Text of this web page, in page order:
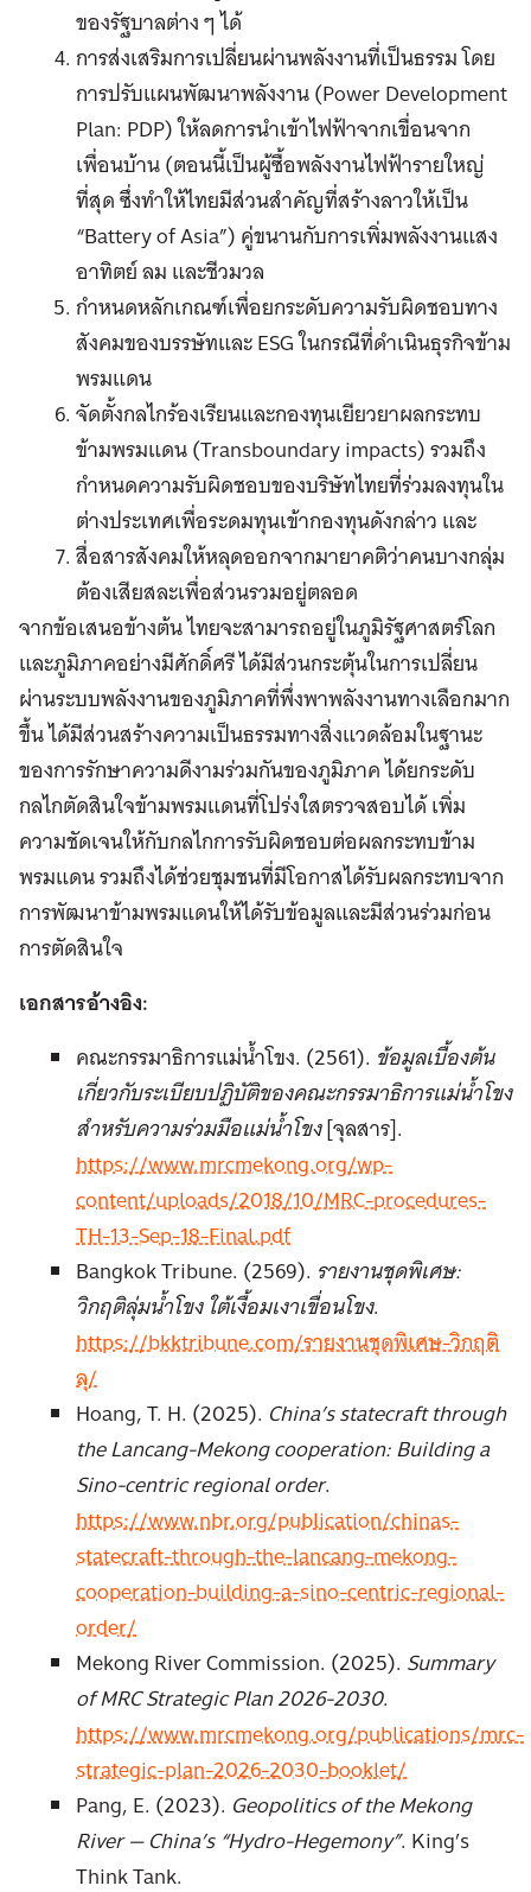
ของรัฐบาลต่าง ๆ ได้
การส่งเสริมการเปลี่ยนผ่านพลังงานที่เป็นธรรม โดย
การปรับแผนพัฒนาพลังงาน (Power Development
Plan: PDP) ให้ลดการนำเข้าไฟฟ้าจากเขื่อนจาก
เพื่อนบ้าน (ตอนนี้เป็นผู้ซื้อพลังงานไฟฟ้ารายใหญ่
ที่สุด ซึ่งทำให้ไทยมีส่วนสำคัญที่สร้างลาวให้เป็น
“Battery of Asia”) คู่ขนานกับการเพิ่มพลังงานแสง
อาทิตย์ ลม และชีวมวล
กำหนดหลักเกณฑ์เพื่อยกระดับความรับผิดชอบทาง
สังคมของบรรษัทและ ESG ในกรณีที่ดำเนินธุรกิจข้าม
พรมแดน
จัดตั้งกลไกร้องเรียนและกองทุนเยียวยาผลกระทบ
ข้ามพรมแดน (Transboundary impacts) รวมถึง
กำหนดความรับผิดชอบของบริษัทไทยที่ร่วมลงทุนใน
ต่างประเทศเพื่อระดมทุนเข้ากองทุนดังกล่าว และ
สื่อสารสังคมให้หลุดออกจากมายาคติว่าคนบางกลุ่ม
ต้องเสียสละเพื่อส่วนรวมอยู่ตลอด
จากข้อเสนอข้างต้น ไทยจะสามารถอยู่ในภูมิรัฐศาสตร์โลก
และภูมิภาคอย่างมีศักดิ์ศรี ได้มีส่วนกระตุ้นในการเปลี่ยน
ผ่านระบบพลังงานของภูมิภาคที่พึ่งพาพลังงานทางเลือกมาก
ขึ้น ได้มีส่วนสร้างความเป็นธรรมทางสิ่งแวดล้อมในฐานะ
ของการรักษาความดีงามร่วมกันของภูมิภาค ได้ยกระดับ
กลไกตัดสินใจข้ามพรมแดนที่โปร่งใสตรวจสอบได้ เพิ่ม
ความชัดเจนให้กับกลไกการรับผิดชอบต่อผลกระทบข้าม
พรมแดน รวมถึงได้ช่วยชุมชนที่มีโอกาสได้รับผลกระทบจาก
การพัฒนาข้ามพรมแดนให้ได้รับข้อมูลและมีส่วนร่วมก่อน
การตัดสินใจ
เอกสารอ้างอิง:
คณะกรรมาธิการแม่น้ำโขง. (2561). ข้อมูลเบื้องต้น
เกี่ยวกับระเบียบปฏิบัติของคณะกรรมาธิการแม่น้ำโขง
สำหรับความร่วมมือแม่น้ำโขง[จุลสาร].
https://www.mrcmekong.org/wp-
content/uploads/2018/10/MRC-procedures-
TH-13-Sep-18-Final.pdf
Bangkok Tribune. (2569). รายงานชุดพิเศษ:
วิกฤติลุ่มน้ำโขง ใต้เงื้อมเงาเขื่อนโขง.
https://bkktribune.com/รายงานชุดพิเศษ-วิกฤติ
ลุ/
Hoang, T. H. (2025). China’s statecraft through
the Lancang-Mekong cooperation: Building a
Sino-centric regional order.
https://www.nbr.org/publication/chinas-
statecraft-through-the-lancang-mekong-
cooperation-building-a-sino-centric-regional-
order/
Mekong River Commission. (2025). Summary
of MRC Strategic Plan 2026-2030.
https://www.mrcmekong.org/publications/mrc-
strategic-plan-2026-2030-booklet/
Pang, E. (2023). Geopolitics of the Mekong
River — China’s “Hydro-Hegemony”. King’s
Think Tank.